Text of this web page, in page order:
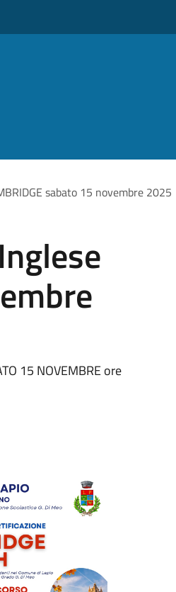
sabato 15 novembre 2025
15 NOVEMBRE ore